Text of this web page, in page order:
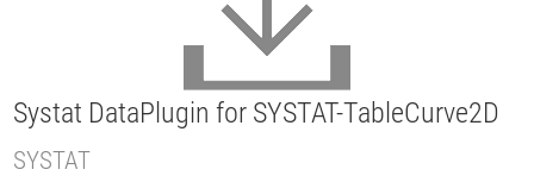
Systat DataPlugin for SYSTAT-TableCurve2D
SYSTAT